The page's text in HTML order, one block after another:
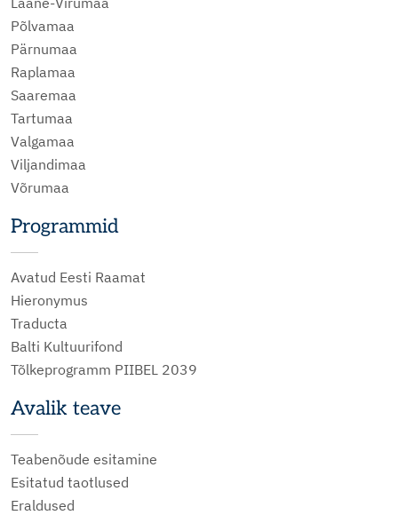
Põlvamaa
Pärnumaa
Raplamaa
Saaremaa
Tartumaa
Valgamaa
Viljandimaa
Võrumaa
Programmid
Avatud Eesti Raamat
Hieronymus
Traducta
Balti Kultuurifond
Tõlkeprogramm PIIBEL 2039
Avalik teave
Teabenõude esitamine
Esitatud taotlused
Eraldused